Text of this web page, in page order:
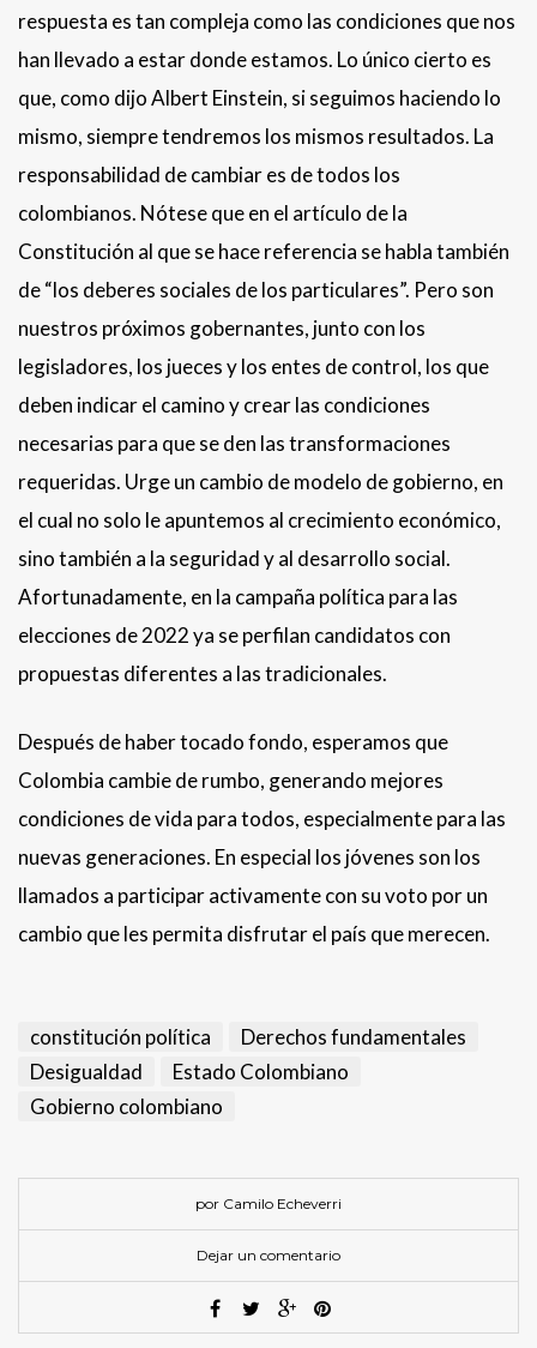
respuesta es tan compleja como las condiciones que nos
han llevado a estar donde estamos. Lo único cierto es
que, como dijo Albert Einstein, si seguimos haciendo lo
mismo, siempre tendremos los mismos resultados. La
responsabilidad de cambiar es de todos los
colombianos. Nótese que en el artículo de la
Constitución al que se hace referencia se habla también
de “los deberes sociales de los particulares”. Pero son
nuestros próximos gobernantes, junto con los
legisladores, los jueces y los entes de control, los que
deben indicar el camino y crear las condiciones
necesarias para que se den las transformaciones
requeridas. Urge un cambio de modelo de gobierno, en
el cual no solo le apuntemos al crecimiento económico,
sino también a la seguridad y al desarrollo social.
Afortunadamente, en la campaña política para las
elecciones de 2022 ya se perfilan candidatos con
propuestas diferentes a las tradicionales.
Después de haber tocado fondo, esperamos que
Colombia cambie de rumbo, generando mejores
condiciones de vida para todos, especialmente para las
nuevas generaciones. En especial los jóvenes son los
llamados a participar activamente con su voto por un
cambio que les permita disfrutar el país que merecen.
constitución política
Derechos fundamentales
Desigualdad
Estado Colombiano
Gobierno colombiano
por Camilo Echeverri
Dejar un comentario